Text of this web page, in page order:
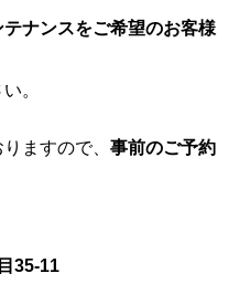
ナンスをご希望のお客様
。
ますので、 事前のご予約
35-11